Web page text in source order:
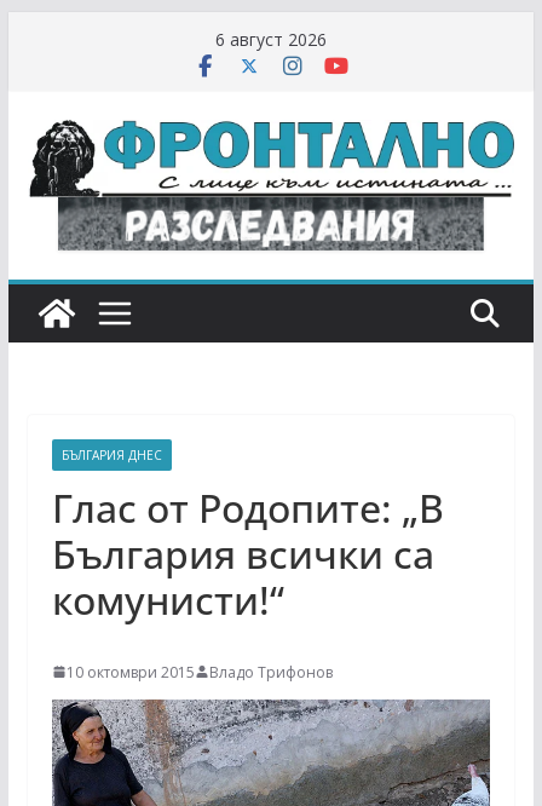
6 август 2026
БЪЛГАРИЯ ДНЕС
Глас от Родопите: „В
България всички са
комунисти!“
10 октомври 2015 Владо Трифонов